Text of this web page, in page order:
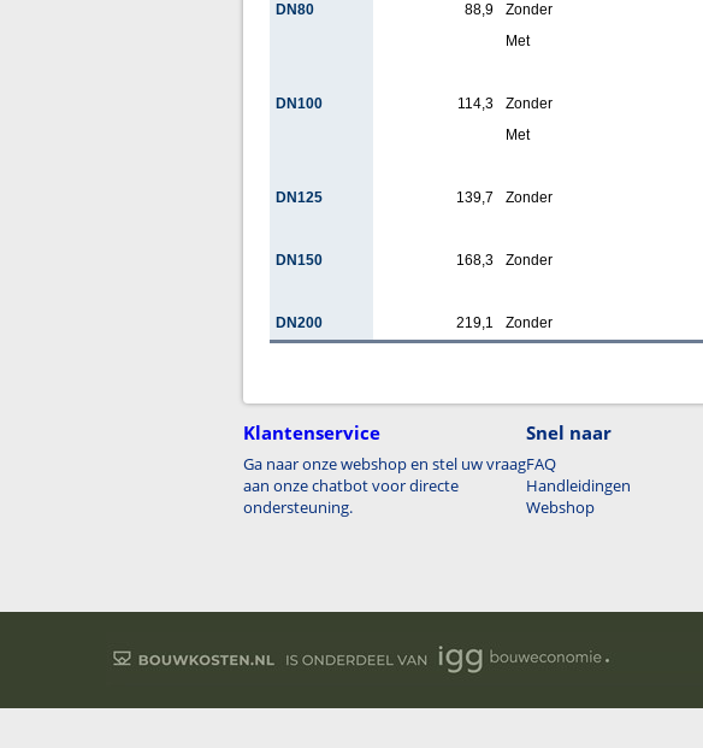
DN80 88,9 Zonder
Met
DN100 114,3 Zonder
Met
DN125 139,7 Zonder
DN150 168,3 Zonder
DN200 219,1 Zonder
Klantenservice
Ga naar onze webshop en stel uw vraag
aan onze chatbot voor directe
ondersteuning.
Snel naar
FAQ
Handleidingen
Webshop